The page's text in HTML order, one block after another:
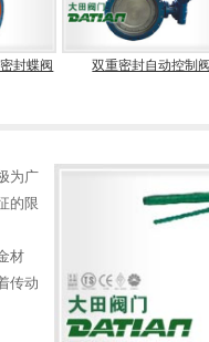
封蝶阀 双重密封自动控制阀
为广
的限
材
传动